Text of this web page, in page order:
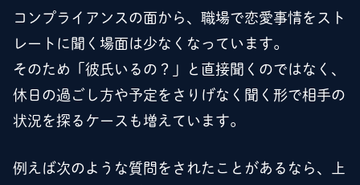
コンプライアンスの面から、職場で恋愛事情をスト
レートに聞く場面は少なくなっています。
そのため「彼氏いるの？」と直接聞くのではなく、
休日の過ごし方や予定をさりげなく聞く形で相手の
状況を探るケースも増えています。
例えば次のような質問をされたことがあるなら、上